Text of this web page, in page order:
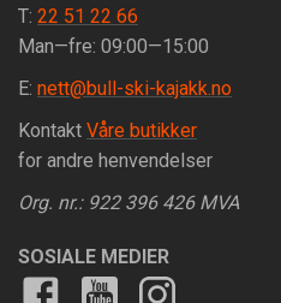
T: 22 51 22 66
Man—fre: 09:00—15:00
E: nett@bull-ski-kajakk.no
Kontakt Våre butikker
for andre henvendelser
Org. nr.: 922 396 426 MVA
SOSIALE MEDIER